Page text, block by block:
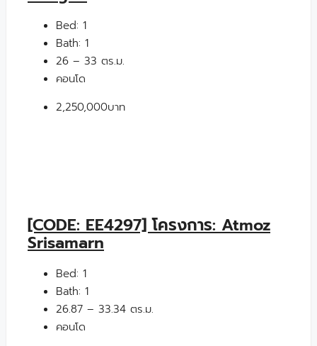
Bed: 1
Bath: 1
26 – 33 ตร.ม.
คอนโด
2,250,000บาท
[CODE: EE4297] โครงการ: Atmoz
Srisamarn
Bed: 1
Bath: 1
26.87 – 33.34 ตร.ม.
คอนโด